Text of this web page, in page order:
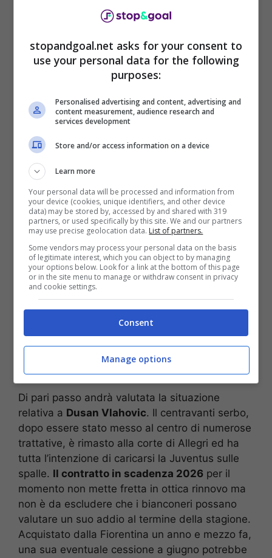
senza un accordo.
La sensazione è che se non dovesse esserci
spazio per unnuovo accordogià in vista di
gennaio, la Juventus inizierà a valutare le
sessione di trattative invernale. Arrivare adun
anno dalla scadenzapotrebbe portare il club a
dover svendere il calciatore con la paura poi di
perderlo a costo zero un anno dopo. Una
situazione che andrà risolta il prima possibile
per la ‘vecchia signora’ alle prese con una
gestione dei conti maggiormente oculata
considerata l’assenza dalle coppe europee.
Di pari passo andrà valutata la situazione
relativa a Dusan Vlahovic. Il centravanti serbo,
dopo essere stato messo al centro di numerose
trattative, è rimasto alla corte di Allegri ed ha
tutta l’intenzione di caricarsi la Juventus sulle
spalle. Il contratto in scadenza 2026 per il
momento non mette fretta in ottica rinnovo ma
non è da escludere che i bianconeri possano
valutare un suo addio al termine della stagione.
Acquistato dalla Fiorentina un anno e mezzo fa,
una sua eventuale cessione a giugno potrebbe
stopandgoal.net asks for your consent to
use your personal data for the following
purposes:
Personalised advertising and content, advertising and
content measurement, audience research and
services development
Store and/or access information on a device
Learn more
Your personal data will be processed and information from
your device (cookies, unique identifiers, and other device
data) may be stored by, accessed by and shared with 319
partners, or used specifically by this site. We and our partners
may use precise geolocation data. List of partners.
Some vendors may process your personal data on the basis
of legitimate interest, which you can object to by managing
your options below. Look for a link at the bottom of this page
or in the site menu to manage or withdraw consent in privacy
and cookie settings.
Consent
Manage options